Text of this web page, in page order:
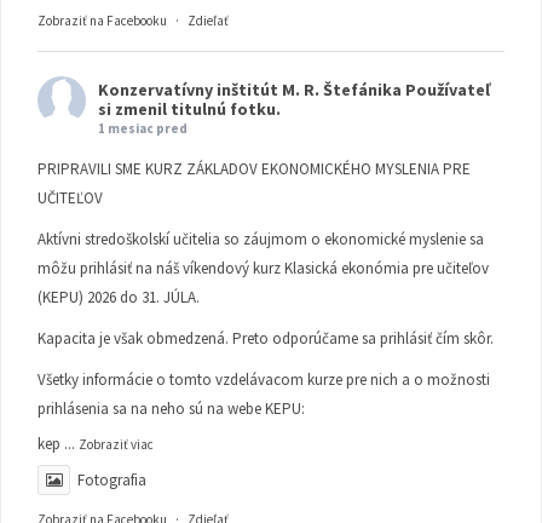
Zobraziť na Facebooku · Zdieľať
Konzervatívny inštitút M. R. Štefánika Používateľ
si zmenil titulnú fotku.
1 mesiac pred
PRIPRAVILI SME KURZ ZÁKLADOV EKONOMICKÉHO MYSLENIA PRE
UČITEĽOV
Aktívni stredoškolskí učitelia so záujmom o ekonomické myslenie sa
môžu prihlásiť na náš víkendový kurz Klasická ekonómia pre učiteľov
(KEPU) 2026 do 31. JÚLA.
Kapacita je však obmedzená. Preto odporúčame sa prihlásiť čím skôr.
Všetky informácie o tomto vzdelávacom kurze pre nich a o možnosti
prihlásenia sa na neho sú na webe KEPU:
kep ... Zobraziť viac
Fotografia